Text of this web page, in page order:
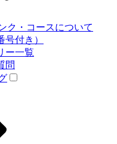
ク・コースについて
付き）
ー一覧
問